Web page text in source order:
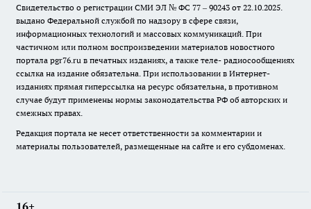
Свидетельство о регистрации СМИ ЭЛ № ФС 77 – 90243 от 22.10.2025.
выдано Федеральной службой по надзору в сфере связи,
информационных технологий и массовых коммуникаций. При
частичном или полном воспроизведении материалов новостного
портала pgr76.ru в печатных изданиях, а также теле- радиосообщениях
ссылка на издание обязательна. При использовании в Интернет-
изданиях прямая гиперссылка на ресурс обязательна, в противном
случае будут применены нормы законодательства РФ об авторских и
смежных правах.
Редакция портала не несет ответственности за комментарии и
материалы пользователей, размещенные на сайте и его субдоменах.
16+